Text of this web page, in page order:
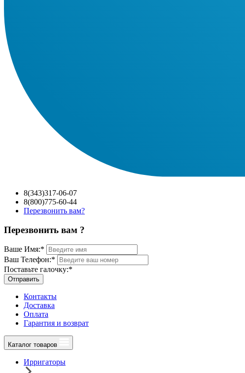
8(343)317-06-07
8(800)775-60-44
Перезвонить вам?
Перезвонить вам ?
Ваше Имя:*
Ваш Телефон:*
Поставьте галочку:*
Отправить
Контакты
Доставка
Оплата
Гарантия и возврат
Каталог товаров
Ирригаторы